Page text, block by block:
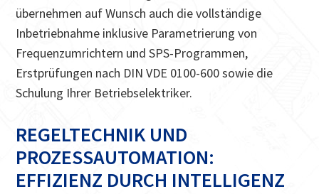
übernehmen auf Wunsch auch die vollständige
Inbetriebnahme inklusive Parametrierung von
Frequenzumrichtern und SPS-Programmen,
Erstprüfungen nach DIN VDE 0100-600 sowie die
Schulung Ihrer Betriebselektriker.
REGELTECHNIK UND
PROZESSAUTOMATION:
EFFIZIENZ DURCH INTELLIGENZ